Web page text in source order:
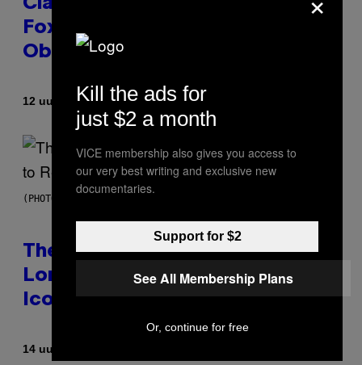
Clapped Back at Bill O’Reilly and
Fox News in Defense of Barack
Obama?
12 uur geleden DoorCaleb Catlin
(PHOTO BY PEDRO BECERRA/GETTY IMAGES FOR LIVE NATION)
The Weeknd Says He’s No
Longer Going To Retire His
Iconic Moniker
14 uur geleden
Kill the ads for
just $2 a month
VICE membership also gives you access to
our very best writing and exclusive new
documentaries.
Support for $2
See All Membership Plans
Or, continue for free